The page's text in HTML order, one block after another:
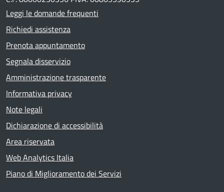
Leggi le domande frequenti
Richiedi assistenza
Prenota appuntamento
Segnala disservizio
Amministrazione trasparente
Informativa privacy
Note legali
Dichiarazione di accessibilità
Area riservata
Web Analytics Italia
Piano di Miglioramento dei Servizi